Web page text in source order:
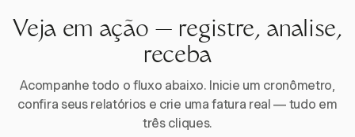
Veja em ação — registre, analise,
receba
Acompanhe todo o fluxo abaixo. Inicie um cronômetro,
confira seus relatórios e crie uma fatura real — tudo em
três cliques.